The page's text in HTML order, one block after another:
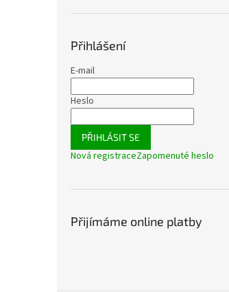
Přihlášení
E-mail
Heslo
PŘIHLÁSIT SE
Nová registraceZapomenuté heslo
Přijímáme online platby